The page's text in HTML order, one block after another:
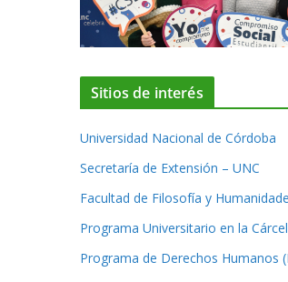
Sitios de interés
Universidad Nacional de Córdoba
Secretaría de Extensión – UNC
Facultad de Filosofía y
Programa Universitario en la Cárcel
Programa de Derechos Humanos